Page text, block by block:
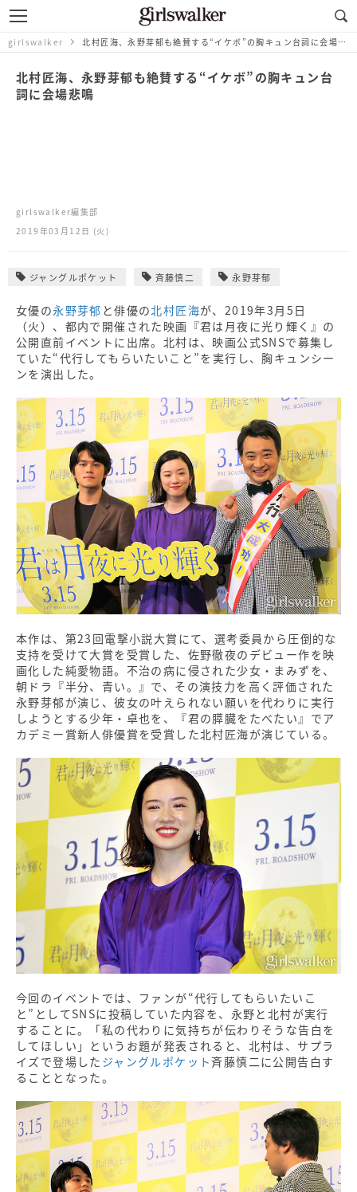
girlswalker 北村匠海、永野芽郁も絶賛する“イケボ”の胸キュン台詞に会場悲鳴
北村匠海、永野芽郁も絶賛する“イケボ”の胸キュン台
詞に会場悲鳴
girlswalker編集部
2019年03月12日 (火)
ジャングルポケット 斉藤慎二 永野芽郁
女優の永野芽郁 と俳優の北村匠海が、2019年3月5日
（火）、都内で開催された映画『君は月夜に光り輝く』の
公開直前イベントに出席。北村は、映画公式SNSで募集し
ていた“代行してもらいたいこと”を実行し、胸キュンシー
ンを演出した。
本作は、第23回電撃小説大賞にて、選考委員から圧倒的な
支持を受けて大賞を受賞した、佐野徹夜のデビュー作を映
画化した純愛物語。不治の病に侵された少女・まみずを、
朝ドラ『半分、青い。』で、その演技力を高く評価された
永野芽郁が演じ、彼女の叶えられない願いを代わりに実行
しようとする少年・卓也を、『君の膵臓をたべたい』でア
カデミー賞新人俳優賞を受賞した北村匠海が演じている。
今回のイベントでは、ファンが“代行してもらいたいこ
と”としてSNSに投稿していた内容を、永野と北村が実行
することに。「私の代わりに気持ちが伝わりそうな告白を
してほしい」というお題が発表されると、北村は、サプラ
イズで登場した ジャングルポケット斉藤慎二に公開告白す
ることとなった。